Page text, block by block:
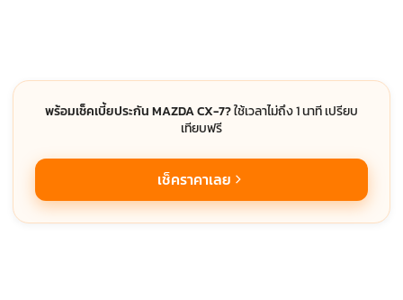
พร้อมเช็คเบี้ยประกัน MAZDA CX-7?ใช้เวลาไม่ถึง 1 นาที เปรียบ
เทียบฟรี
เช็คราคาเลย